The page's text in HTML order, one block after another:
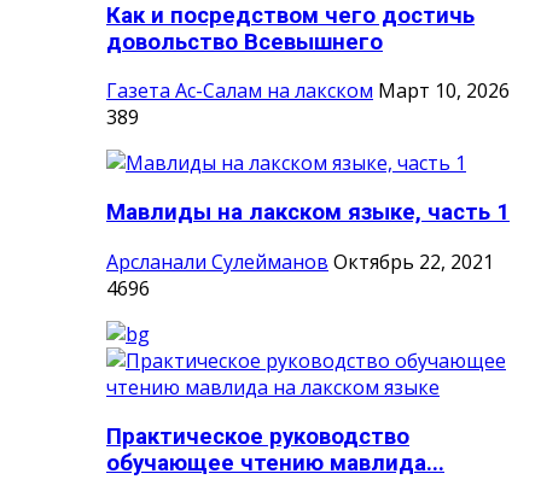
Как и посредством чего достичь
довольство Всевышнего
Газета Ас-Салам на лакском Март 10, 2026
389
Мавлиды на лакском языке, часть 1
Арсланали Сулейманов Октябрь 22, 2021
4696
Практическое руководство
обучающее чтению мавлида...